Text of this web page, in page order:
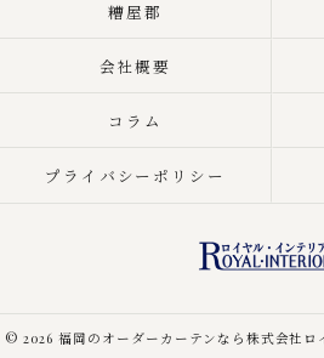
糟屋郡
会社概要
コラム
プライバシーポリシー
© 2026 福岡のオーダーカーテンなら株式会社